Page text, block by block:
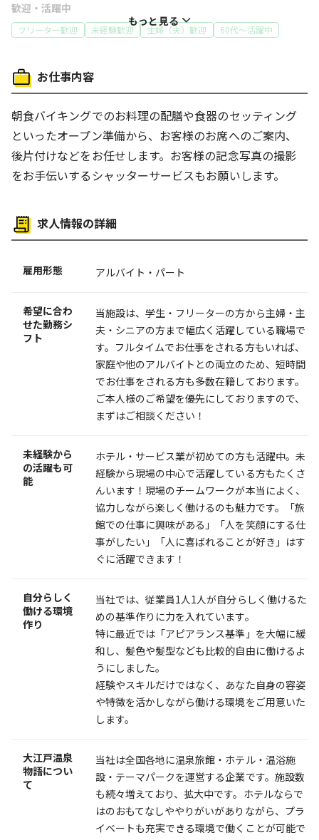
歓迎・活躍中
フリーター歓迎 未経験歓迎 主婦（夫）歓迎 60代～活躍中
オープニングスタッフ
働き方
ネイルOK 車通勤OK バイク通勤OK
体を動かす仕事
人と接する仕事
もっと見る
お仕事内容
朝食バイキングでのお料理の配膳や食器のセッティング
といったオープン準備から、お客様のお席へのご案内、
後片付けなどをお任せします。お客様の記念写真の撮影
をお手伝いするシャッターサービスもお願いします。
求人情報の詳細
雇用形態 アルバイト・パート
希望に合わ
せた勤務シ
フト
当施設は、学生・フリーターの方から主婦・主
夫・シニアの方まで幅広く活躍している職場で
す。フルタイムでお仕事をされる方もいれば、
家庭や他のアルバイトとの両立のため、短時間
でお仕事をされる方も多数在籍しております。
ご本人様のご希望を優先にしておりますので、
まずはご相談ください！
未経験から
の活躍も可
能
ホテル・サービス業が初めての方も活躍中。未
経験から現場の中心で活躍している方もたくさ
んいます！現場のチームワークが本当によく、
協力しながら楽しく働けるのも魅力です。「旅
館での仕事に興味がある」「人を笑顔にする仕
事がしたい」「人に喜ばれることが好き」はす
ぐに活躍できます！
自分らしく
働ける環境
作り
当社では、従業員1人1人が自分らしく働けるた
めの基準作りに力を入れています。
特に最近では「アピアランス基準」を大幅に緩
和し、髪色や髪型なども比較的自由に働けるよ
うにしました。
経験やスキルだけではなく、あなた自身の容姿
や特徴を活かしながら働ける環境をご用意いた
します。
大江戸温泉
物語につい
て
当社は全国各地に温泉旅館・ホテル・温浴施
設・テーマパークを運営する企業です。施設数
も続々増えており、拡大中です。ホテルならで
はのおもてなしややりがいがありながら、プラ
イベートも充実できる環境で働くことが可能で